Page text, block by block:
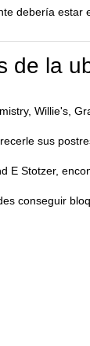
debería estar
de la
Willie's,
sus
E Stotzer,
conseguir